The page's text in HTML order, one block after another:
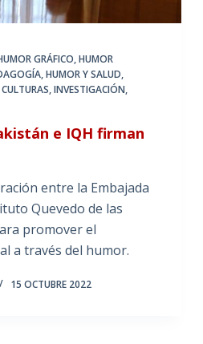
GRÁFICO,HUMOR
,HUMOR Y SALUD,
,INVESTIGACIÓN,
e IQH firman
entre la Embajada
Quevedo de las
promover el
a través del humor.
15 OCTUBRE 2022